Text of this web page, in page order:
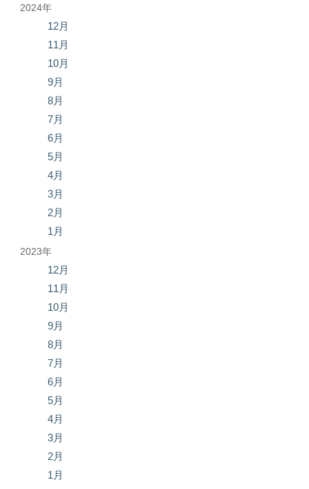
2024年
12月
11月
10月
9月
8月
7月
6月
5月
4月
3月
2月
1月
2023年
12月
11月
10月
9月
8月
7月
6月
5月
4月
3月
2月
1月